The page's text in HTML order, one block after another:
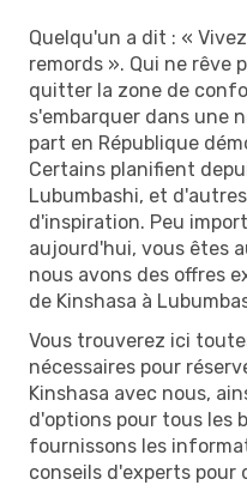
Quelqu'un a dit : «
remords ». Qui ne rêve
quitter la zone de
s'embarquer dans une
part en République
Certains planifient
Lubumbashi, et
d'inspiration. Peu
aujourd'hui, vous êtes
nous avons des offres
de Kinshasa à
Vous trouverez ici
nécessaires pour
Kinshasa avec nous,
d'options pour tous les
fournissons les
conseils d'experts pour